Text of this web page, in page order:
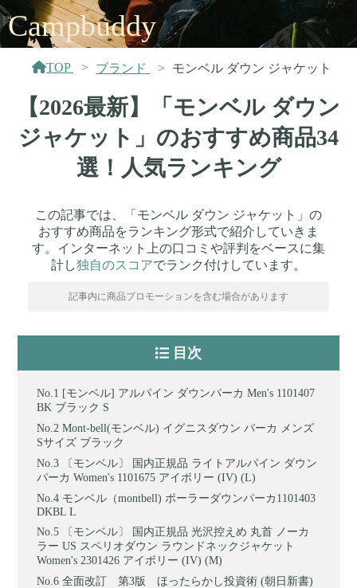
Campbuddy
TOP ブランド モンベル ダウン ジャケット
【2026最新】「モンベル ダウン
ジャケット」のおすすめ商品34
選！人気ランキング
この記事では、「モンベル ダウン ジャケット」の
おすすめ商品をランキング形式で紹介していきま
す。インターネット上の口コミや評判をベースに集
計し独自のスコアでランク付けしています。
記事内に商品プロモーションを含む場合があります
目次
[モンベル] アルパイン ダウンパーカ Men's 1101407
BK ブラック S
Mont-bell(モンベル) イグニスダウン パーカ メンズ
Sサイズ ブラック
〔モンベル〕 国内正規品 ライトアルパイン ダウン
パーカ Women's 1101675 アイボリー (IV) (L)
モンベル（montbell) ポーラーダウンパーカ1101403
DKBL L
〔モンベル〕 国内正規品 光沢控えめ 丸首 ノーカ
ラー US スペリオダウン ラウンドネックジャケット
Women's 2301426 アイボリー (IV) (M)
全面改訂 第3版 ほったらかし投資術 (朝日新書)